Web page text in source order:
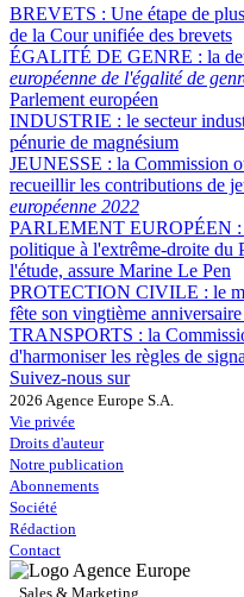
BREVETS : Une étape de
de la Cour unifiée des brevets
ÉGALITÉ DE GENRE : la
européenne de l'égalité de
Parlement européen
INDUSTRIE : le secteur
pénurie de magnésium
JEUNESSE : la Commission
recueillir les contributions de
européenne 2022
PARLEMENT EUROPÉEN :
politique à l'extrême-droite du
l'étude, assure Marine Le Pen
PROTECTION CIVILE : le
fête son vingtième
TRANSPORTS : la
d'harmoniser les règles de
Suivez-nous sur
2026 Agence Europe S.A.
Vie privée
Droits d'auteur
Notre publication
Abonnements
Société
Rédaction
Contact
Sales & Marketing